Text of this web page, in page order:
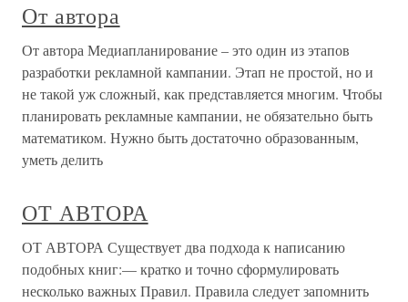
От автора
От автора Медиапланирование – это один из этапов
разработки рекламной кампании. Этап не простой, но и
не такой уж сложный, как представляется многим. Чтобы
планировать рекламные кампании, не обязательно быть
математиком. Нужно быть достаточно образованным,
уметь делить
ОТ АВТОРА
ОТ АВТОРА Существует два подхода к написанию
подобных книг:— кратко и точно сформулировать
несколько важных Правил. Правила следует запомнить